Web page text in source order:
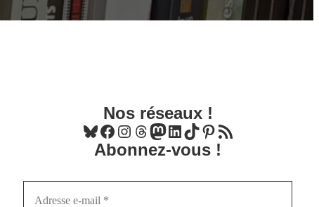
Nos réseaux !
Bluesky Facebook Instagram Threads Mastodon LinkedIn TikTok Pinterest
Flux RSS
Abonnez-vous !